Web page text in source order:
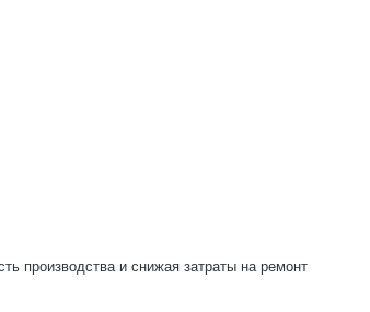
производства и снижая затраты на ремонт